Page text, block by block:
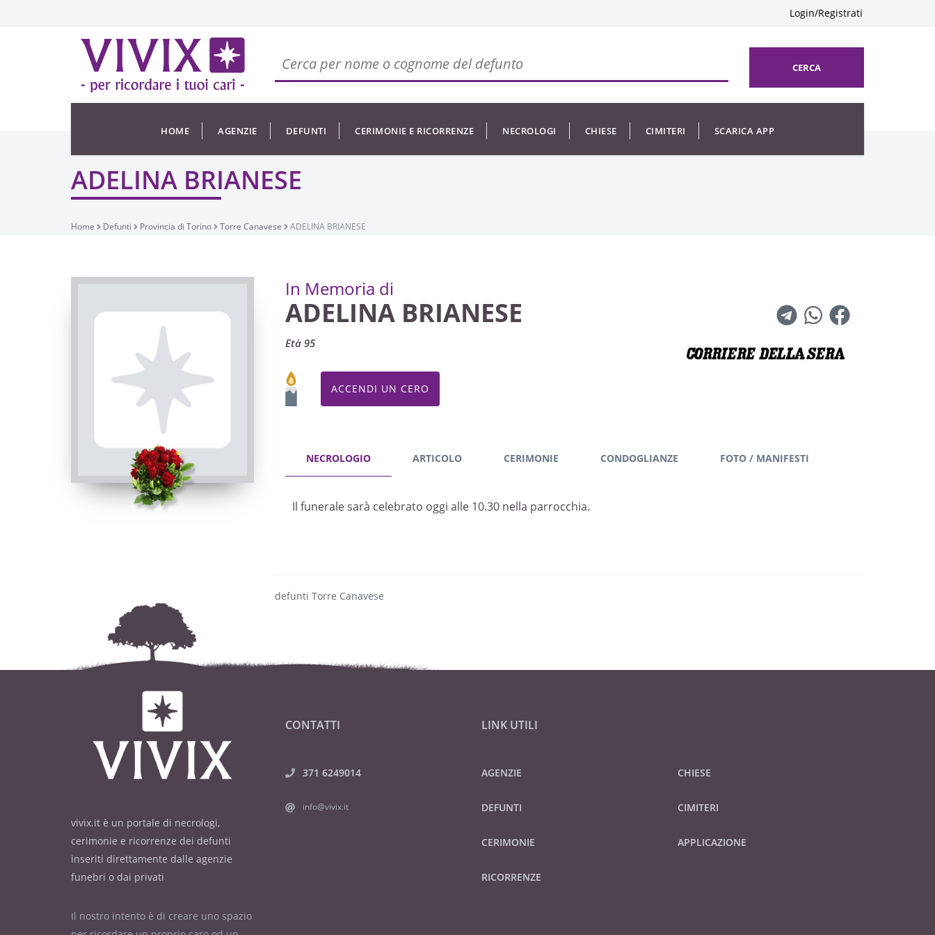
Login/Registrati
CERCA
HOME AGENZIE DEFUNTI CERIMONIE E RICORRENZE NECROLOGI CHIESE CIMITERI SCARICA APP
ADELINA BRIANESE
Home Defunti Provincia di Torino Torre Canavese ADELINA BRIANESE
In Memoria di
ADELINA BRIANESE
Età 95
ACCENDI UN CERO
NECROLOGIO ARTICOLO CERIMONIE CONDOGLIANZE FOTO / MANIFESTI
Il funerale sarà celebrato oggi alle 10.30 nella parrocchia.
defunti Torre Canavese
vivix.it è un portale di necrologi,
cerimonie e ricorrenze dei defunti
inseriti direttamente dalle agenzie
funebri o dai privati
Il nostro intento è di creare uno spazio
CONTATTI
371 6249014
info@vivix.it
LINK UTILI
AGENZIE
DEFUNTI
CERIMONIE
RICORRENZE
CHIESE
CIMITERI
APPLICAZIONE